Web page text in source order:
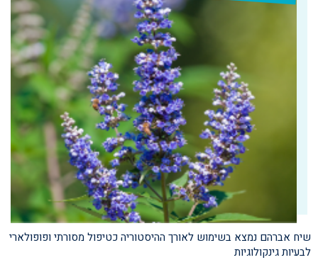
שיח אברהם נמצא בשימוש לאורך ההיסטוריה כטיפול מסורתי ופופולארי
לבעיות גינקולוגיות